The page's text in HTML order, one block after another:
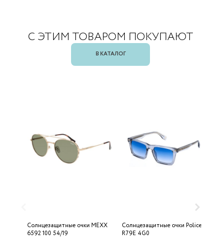
С ЭТИМ ТОВАРОМ ПОКУПАЮТ
В КАТАЛОГ
Солнцезащитные очки MEXX
6592 100 54/19
Солнцезащитные очки Police
R79E 4G0